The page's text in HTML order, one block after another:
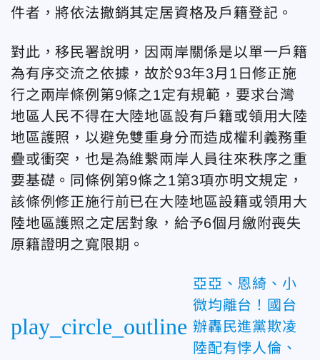
件者，將依法撤銷其定居資格及戶籍登記。
對此，移民署說明，因兩岸關係是以單一戶籍
為有序交流之依據，故於93年3月1日修正施
行之兩岸條例第9條之1定有規範，要求台灣
地區人民不得在大陸地區設有戶籍或領用大陸
地區護照，以避免雙重身分而造成權利義務重
疊或衝突，也是為維繫兩岸人員往來秩序之重
要基礎。同條例第9條之1第3項亦明文規定，
該條例修正施行前已在大陸地區設籍或領用大
陸地區護照之定居對象，給予6個月繳附喪失
原籍證明之寬限期。
play_circle_outline
亞亞、恩綺、小
微均離台！國台
辦轟民進黨欺凌
陸配有悖人倫、